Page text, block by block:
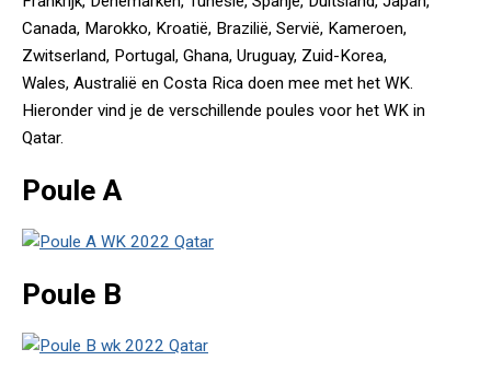
Canada, Marokko, Kroatië, Brazilië, Servië, Kameroen,
Zwitserland, Portugal, Ghana, Uruguay, Zuid-Korea,
Wales, Australië en Costa Rica doen mee met het WK.
Hieronder vind je de verschillende poules voor het WK in
Qatar.
Poule A
Poule B